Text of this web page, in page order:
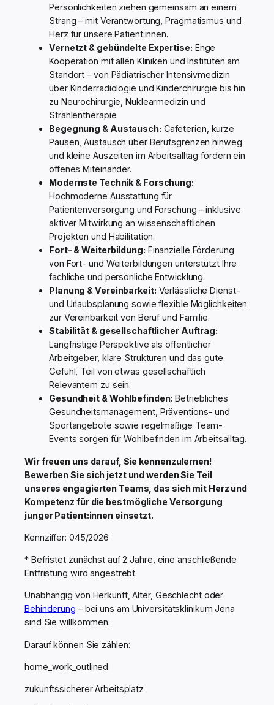
Persönlichkeiten ziehen gemeinsam an einem
Strang – mit Verantwortung, Pragmatismus und
Herz für unsere Patient:innen.
Vernetzt & gebündelte Expertise: Enge
Kooperation mit allen Kliniken und Instituten am
Standort – von Pädiatrischer Intensivmedizin
über Kinderradiologie und Kinderchirurgie bis hin
zu Neurochirurgie, Nuklearmedizin und
Strahlentherapie.
Begegnung & Austausch: Cafeterien, kurze
Pausen, Austausch über Berufsgrenzen hinweg
und kleine Auszeiten im Arbeitsalltag fördern ein
offenes Miteinander.
Modernste Technik & Forschung:
Hochmoderne Ausstattung für
Patientenversorgung und Forschung – inklusive
aktiver Mitwirkung an wissenschaftlichen
Projekten und Habilitation.
Fort- & Weiterbildung: Finanzielle Förderung
von Fort- und Weiterbildungen unterstützt Ihre
fachliche und persönliche Entwicklung.
Planung & Vereinbarkeit: Verlässliche Dienst-
und Urlaubsplanung sowie flexible Möglichkeiten
zur Vereinbarkeit von Beruf und Familie.
Stabilität & gesellschaftlicher Auftrag:
Langfristige Perspektive als öffentlicher
Arbeitgeber, klare Strukturen und das gute
Gefühl, Teil von etwas gesellschaftlich
Relevantem zu sein.
Gesundheit & Wohlbefinden: Betriebliches
Gesundheitsmanagement, Präventions- und
Sportangebote sowie regelmäßige Team-
Events sorgen für Wohlbefinden im Arbeitsalltag.
Wir freuen uns darauf, Sie kennenzulernen!
Bewerben Sie sich jetzt und werden Sie Teil
unseres engagierten Teams, das sich mit Herz und
Kompetenz für die bestmögliche Versorgung
junger Patient:innen einsetzt.
Kennziffer: 045/2026
* Befristet zunächst auf 2 Jahre, eine anschließende
Entfristung wird angestrebt.
Unabhängig von Herkunft, Alter, Geschlecht oder
Behinderung – bei uns am Universitätsklinikum Jena
sind Sie willkommen.
Darauf können Sie zählen:
home_work_outlined
zukunftssicherer Arbeitsplatz